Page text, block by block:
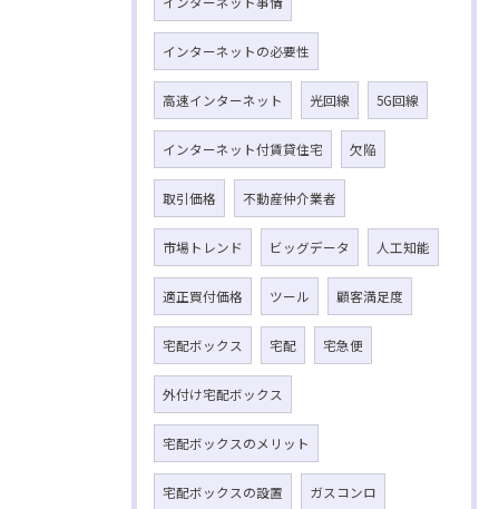
インターネットの必要性
高速インターネット 光回線 5G回線
インターネット付賃貸住宅 欠陥
取引価格 不動産仲介業者
市場トレンド ビッグデータ 人工知能
適正買付価格 ツール 顧客満足度
宅配ボックス 宅配 宅急便
外付け宅配ボックス
宅配ボックスのメリット
宅配ボックスの設置 ガスコンロ